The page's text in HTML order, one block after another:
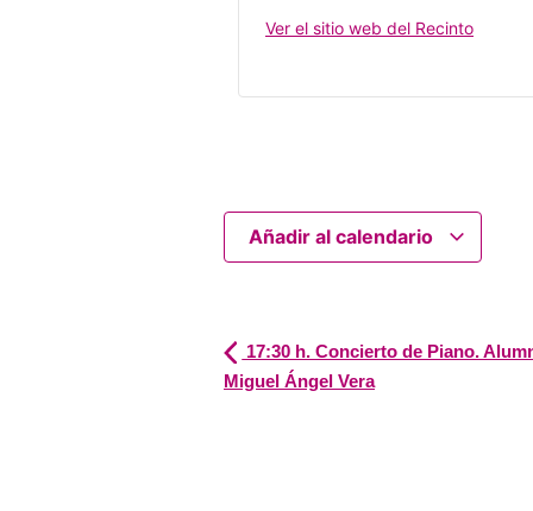
Ver el sitio web del Recinto
Añadir al calendario
17:30 h. Concierto de Piano.
Miguel Ángel Vera